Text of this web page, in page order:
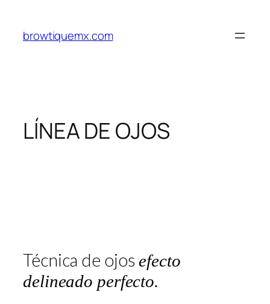
browtiquemx.com
LÍNEA DE OJOS
Técnica de ojos efecto
delineado perfecto.